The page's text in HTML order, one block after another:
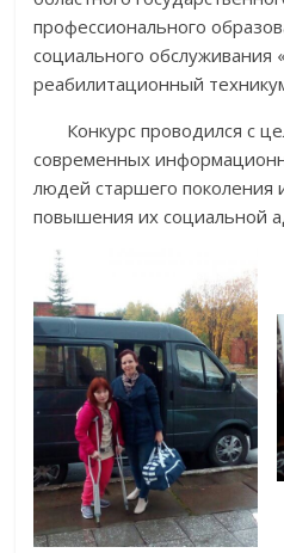
профессионального
социального обслуживания
реабилитационный
Конкурс проводился с
современных
людей старшего поколения
повышения их социальной